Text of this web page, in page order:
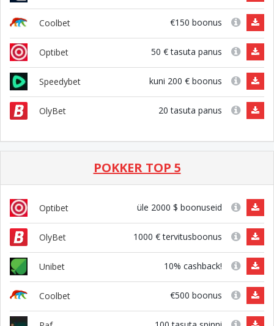
Coolbet €150 boonus
Optibet 50 € tasuta panus
Speedybet kuni 200 € boonus
OlyBet 20 tasuta panus
POKKER TOP 5
Optibet üle 2000 $ boonuseid
OlyBet 1000 € tervitusboonus
Unibet 10% cashback!
Coolbet €500 boonus